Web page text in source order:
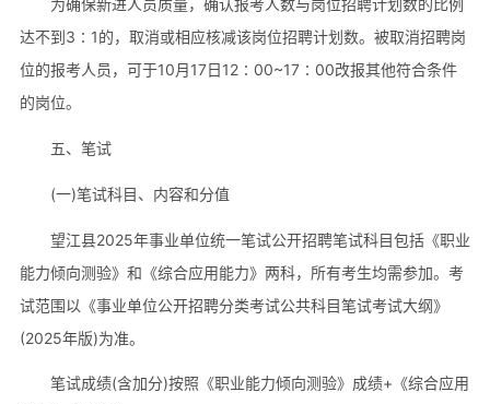
达不到3∶1的，取消或相应核减该岗位招聘计划数。被取消招聘岗
位的报考人员，可于10月17日12∶00~17∶00改报其他符合条件
的岗位。
五、笔试
(一)笔试科目、内容和分值
望江县2025年事业单位统一笔试公开招聘笔试科目包括《职业
能力倾向测验》和《综合应用能力》两科，所有考生均需参加。考
试范围以《事业单位公开招聘分类考试公共科目笔试考试大纲》
(2025年版)为准。
笔试成绩(含加分)按照《职业能力倾向测验》成绩+《综合应用